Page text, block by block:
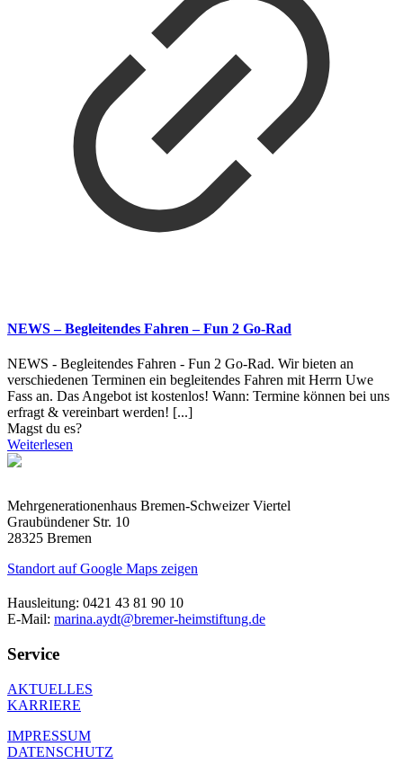
NEWS – Begleitendes Fahren – Fun 2 Go-Rad
NEWS - Begleitendes Fahren - Fun 2 Go-Rad. Wir bieten an
verschiedenen Terminen ein begleitendes Fahren mit Herrn Uwe
Fass an. Das Angebot ist kostenlos! Wann: Termine können bei uns
erfragt & vereinbart werden! [...]
Magst du es?
Weiterlesen
Mehrgenerationenhaus Bremen-Schweizer Viertel
Graubündener Str. 10
28325 Bremen
Standort auf Google Maps zeigen
Hausleitung: 0421 43 81 90 10
E-Mail: marina.aydt@bremer-heimstiftung.de
Service
AKTUELLES
KARRIERE
IMPRESSUM
DATENSCHUTZ